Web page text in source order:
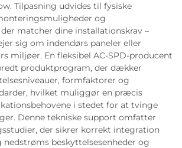
Tilpasning udvides til fysiske
og
matcher dine installationskrav –
sig om indendørs paneler eller
miljøer. En fleksibel AC-SPD-producent
produktprogram, der dækker
formfaktorer og
hvilket muliggør en præcis
i stedet for at tvinge
Denne tekniske support omfatter
der sikrer korrekt integration
nedstrøms beskyttelsesenheder og